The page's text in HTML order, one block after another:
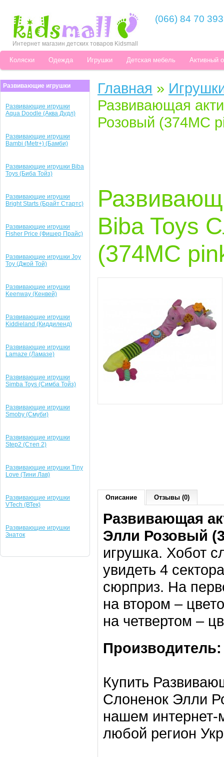
Интернет магазин детских товаров Kidsmall
(066) 84 70 393
Коляски Одежда Игрушки Детская мебель Активный
Развивающие игрушки
Развивающие игрушки
Aqua Doodle (Аква Дудл)
Развивающие игрушки
Bambi (Metr+) (Бамби)
Развивающие игрушки Biba
Toys (Биба Тойз)
Развивающие игрушки
Bright Starts (Брайт Стартс)
Развивающие игрушки
Fisher Price (Фишер Прайс)
Развивающие игрушки Joy
Toy (Джой Той)
Развивающие игрушки
Keenway (Кенвей)
Развивающие игрушки
Kiddieland (Киддиленд)
Развивающие игрушки
Lamaze (Ламазе)
Развивающие игрушки
Simba Toys (Симба Тойз)
Развивающие игрушки
Smoby (Смуби)
Развивающие игрушки
Step2 (Степ 2)
Развивающие игрушки Tiny
Love (Тини Лав)
Развивающие игрушки
VTech (ВТек)
Развивающие игрушки
Знаток
Главная »
Развивающая
Розовый (374MC
Biba Toys
(374MC
Описание Отзывы (0)
Развивающая
Элли Розовый
игрушка. Хобот
увидеть 4
сюрприз. На
на втором –
на четвертом –
Производитель:
Купить
Слоненок Элли
нашем интернет-
любой регион